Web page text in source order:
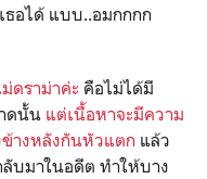
ธอได้ แบบ..อมกกกก
ดราม่าค่ะ คือไม่ได้มี
ดนั้น แต่เนื้อหาจะมีความ
างหลังกันหัวแตก แล้ว
บมาในอดีต ทำให้บาง